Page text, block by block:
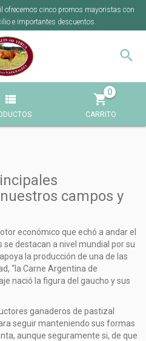
ofrecemos cinco promos mayoristas con
e importantes descuentos.
CARRITO
0
campos y
económico que echó a andar el
destacan a nivel mundial por su
la producción de una de las
“la Carne Argentina de
nació la figura del gaucho y sus
ganaderos de pastizal
seguir manteniendo sus formas
aunque seguramente si, de que